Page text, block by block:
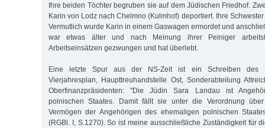
Ihre beiden Töchter begruben sie auf dem Jüdischen Friedhof.
Karin von Lodz nach Chelmno (Kulmhof) deportiert. Ihre
Vermutlich wurde Karin in einem Gaswagen ermordet und
war etwas älter und nach Meinung ihrer Peiniger
Arbeitseinsätzen gezwungen und hat überlebt.
Eine letzte Spur aus der NS-Zeit ist ein Schreiben des
Vierjahresplan, Haupttreuhandstelle Ost, Sonderabteilung
Oberfinanzpräsidenten: "Die Jüdin Sara Landau ist
polnischen Staates. Damit fällt sie unter die Verordnung
Vermögen der Angehörigen des ehemaligen polnischen
(RGBl. I, S.1270). So ist meine ausschließliche Zuständigkeit für